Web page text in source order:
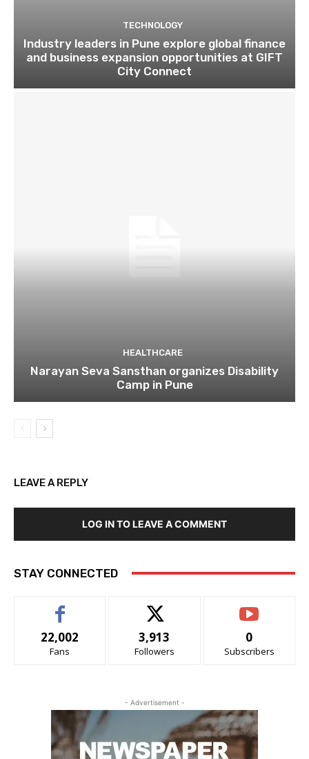
TECHNOLOGY
Industry leaders in Pune explore global finance
and business expansion opportunities at GIFT
City Connect
HEALTHCARE
Narayan Seva Sansthan organizes Disability
Camp in Pune
LEAVE A REPLY
LOG IN TO LEAVE A COMMENT
STAY CONNECTED
22,002
Fans
3,913
Followers
0
Subscribers
- Advertisement -